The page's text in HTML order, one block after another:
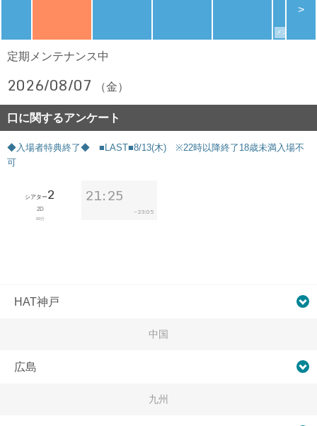
メンバーズデイ
>
定期メンテナンス中
2026/08/07 （金）
口に関するアンケート
◆入場者特典終了◆ ■LAST■8/13(木) ※22時以降終了18歳未満入場不
可
シアター2
2D
89分
21:25
~ 23:05
HAT神戸
中国
広島
九州